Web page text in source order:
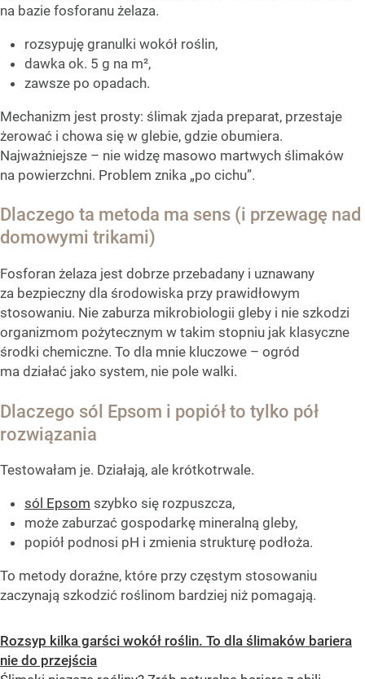
na bazie fosforanu żelaza.
rozsypuję granulki wokół roślin,
dawka ok. 5 g na m²,
zawsze po opadach.
Mechanizm jest prosty: ślimak zjada preparat, przestaje
żerować i chowa się w glebie, gdzie obumiera.
Najważniejsze – nie widzę masowo martwych ślimaków
na powierzchni. Problem znika „po cichu”.
Dlaczego ta metoda ma sens (i przewagę nad
domowymi trikami)
Fosforan żelaza jest dobrze przebadany i uznawany
za bezpieczny dla środowiska przy prawidłowym
stosowaniu. Nie zaburza mikrobiologii gleby i nie szkodzi
organizmom pożytecznym w takim stopniu jak klasyczne
środki chemiczne. To dla mnie kluczowe – ogród
ma działać jako system, nie pole walki.
Dlaczego sól Epsom i popiół to tylko pół
rozwiązania
Testowałam je. Działają, ale krótkotrwale.
sól Epsom szybko się rozpuszcza,
może zaburzać gospodarkę mineralną gleby,
popiół podnosi pH i zmienia strukturę podłoża.
To metody doraźne, które przy częstym stosowaniu
zaczynają szkodzić roślinom bardziej niż pomagają.
Rozsyp kilka garści wokół roślin. To dla ślimaków bariera
nie do przejścia